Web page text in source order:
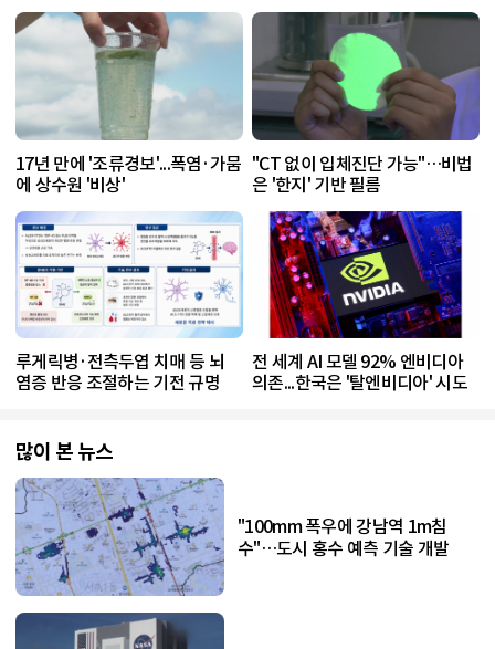
17년 만에 '조류경보'...폭염·가뭄
에 상수원 '비상'
"CT 없이 입체진단 가능"…비법
은 '한지' 기반 필름
루게릭병·전측두엽 치매 등 뇌
염증 반응 조절하는 기전 규명
전 세계 AI 모델 92% 엔비디아
의존...한국은 '탈엔비디아' 시도
많이 본 뉴스
"100mm 폭우에 강남역 1m침
수"…도시 홍수 예측 기술 개발